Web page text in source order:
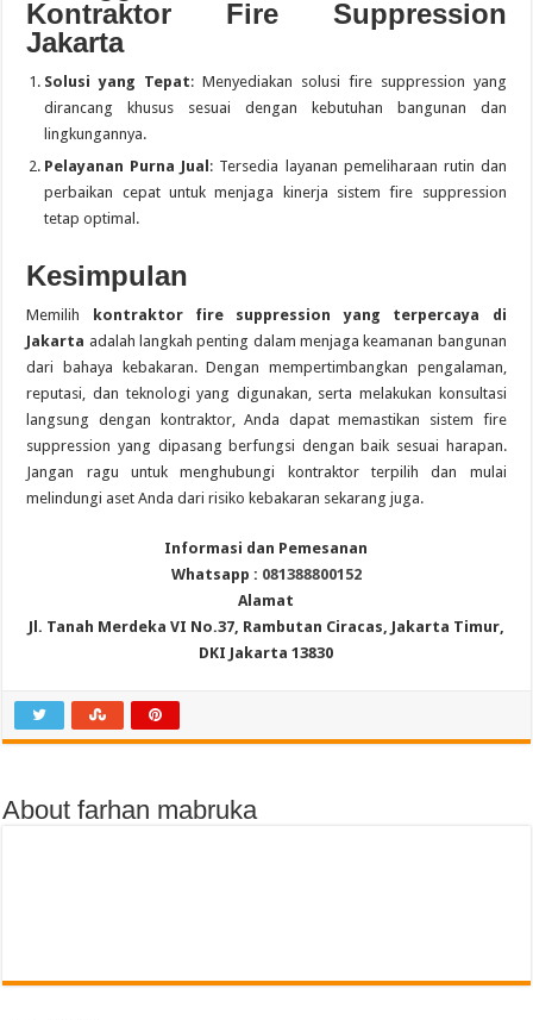
Kontraktor Fire Suppression
Jakarta
Solusi yang Tepat: Menyediakan solusi fire suppression yang
dirancang khusus sesuai dengan kebutuhan bangunan dan
lingkungannya.
Pelayanan Purna Jual : Tersedia layanan pemeliharaan rutin dan
perbaikan cepat untuk menjaga kinerja sistem fire suppression
tetap optimal.
Kesimpulan
Memilih
kontraktor fire suppression yang terpercaya di
Jakarta adalah langkah penting dalam menjaga keamanan bangunan
dari bahaya kebakaran. Dengan mempertimbangkan pengalaman,
reputasi, dan teknologi yang digunakan, serta melakukan konsultasi
langsung dengan kontraktor, Anda dapat memastikan sistem fire
suppression yang dipasang berfungsi dengan baik sesuai harapan.
Jangan ragu untuk menghubungi kontraktor terpilih dan mulai
melindungi aset Anda dari risiko kebakaran sekarang juga.
Informasi dan Pemesanan
Whatsapp : 081388800152
Alamat
Jl. Tanah Merdeka VI No.37, Rambutan Ciracas, Jakarta Timur,
DKI Jakarta 13830
About farhan mabruka